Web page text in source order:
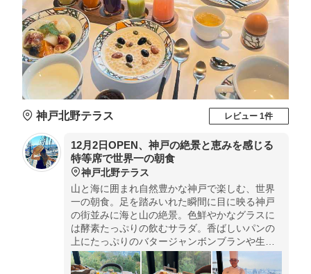
神戸北野テラス レビュー 1件
12月2日OPEN、神戸の絶景と恵みを感じる
特等席で世界一の朝食
神戸北野テラス
山と海に囲まれ自然豊かな神戸で楽しむ、世界
一の朝食。足を踏みいれた瞬間に目に映る神戸
の街並みに海と山の絶景。色鮮やかなグラスに
は酵素たっぷりの飲むサラダ。香ばしいパンの
上にたっぷりのバタージャンボンブランや生ハ
ムを乗せて食べると思わず笑みが溢れます。春
夏秋冬移りゆく季節、四季絶景に五感が揺さぶ